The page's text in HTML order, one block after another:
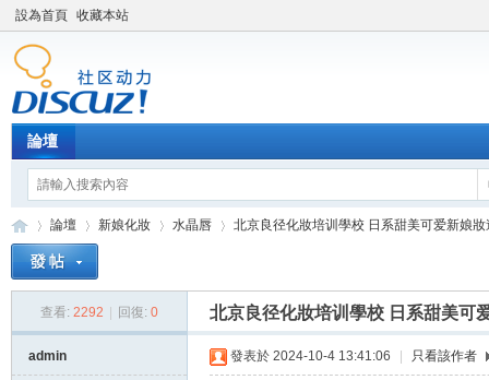
設為首頁 收藏本站
論壇
論壇
›
新娘化妝
›
水晶唇
›
北京良径化妝培训學校 日系甜美可爱新娘妝
查看: 2292 回復: 0 北京良径化妝培训學校 日系甜美可
admin 發表於 2024-10-4 13:41:06 只看該作者